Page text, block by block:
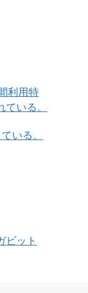
利用特
いる。
いる。
ビット